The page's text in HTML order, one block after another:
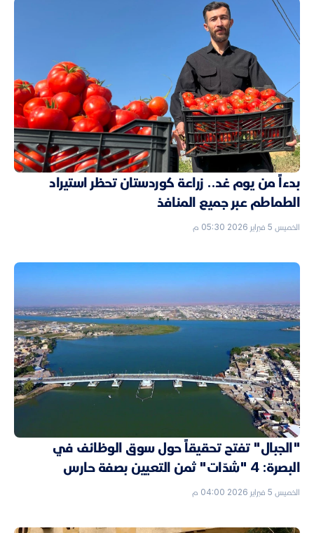
بدءاً من يوم غد.. زراعة كوردستان تحظر استيراد
الطماطم عبر جميع المنافذ
الخميس 5 فبراير 2026 05:30 م
"الجبال" تفتح تحقيقاً حول سوق الوظائف في
البصرة: 4 "شدّات" ثمن التعيين بصفة حارس
الخميس 5 فبراير 2026 04:00 م